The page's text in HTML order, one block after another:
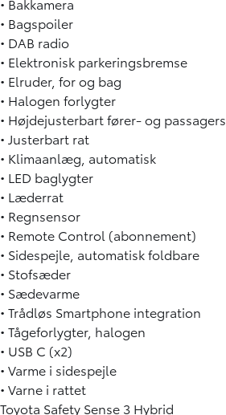
• Bagspoiler
• DAB radio
• Elektronisk parkeringsbremse
• Elruder, for og bag
• Halogen forlygter
• Højdejusterbart fører- og
• Justerbart rat
• Klimaanlæg, automatisk
• LED baglygter
• Læderrat
• Regnsensor
• Remote Control (abonnement)
• Sidespejle, automatisk foldbare
• Stofsæder
• Sædevarme
• Trådløs Smartphone integration
• Tågeforlygter, halogen
• USB C (x2)
• Varme i sidespejle
• Varne i rattet
Toyota Safety Sense 3 Hybrid